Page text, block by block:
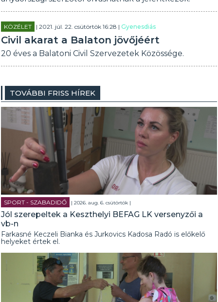
KÖZÉLET | 2021. júl. 22. csütörtök 16:28 |Gyenesdiás
Civil akarat a Balaton jövőjéért
20 éves a Balatoni Civil Szervezetek Közössége.
TOVÁBBI FRISS HÍREK
SPORT - SZABADIDŐ | 2026. aug. 6. csütörtök |
Jól szerepeltek a Keszthelyi BEFAG LK versenyzői a
vb-n
Farkasné Keczeli Bianka és Jurkovics Kadosa Radó is előkelő
helyeket értek el.